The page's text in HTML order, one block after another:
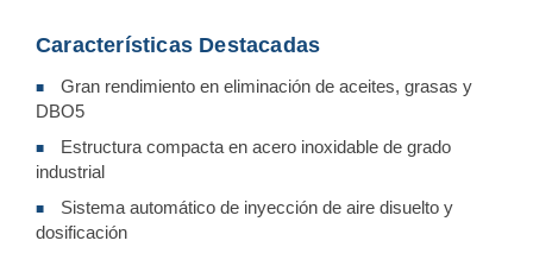
Características Destacadas
■
Gran rendimiento en eliminación de aceites, grasas y
DBO5
■
Estructura compacta en acero inoxidable de grado
industrial
■
Sistema automático de inyección de aire disuelto y
dosificación